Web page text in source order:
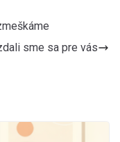
sme sa pre vás